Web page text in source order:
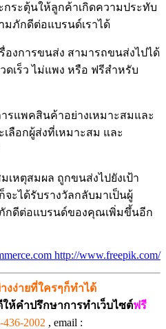
กระตุ้นให้ลูกค้าเกิดความประทับ
มภักดีต่อแบรนด์เราได้
องการขนส่ง สามารถขนส่งไปได้
ดเร็ว ไม่แพง หรือ ฟรีสำหรับ
รแพคสินค้าอย่างเหมาะสมและ
ลือกผู้ส่งที่เหมาะสม และ
หตุสมผล ถูกขนส่งไปยังเป้า
ะได้รับรางวัลกลับมาเป็นผู้
กดีต่อแบรนด์ของคุณเพิ่มขึ้นอีก
http://www.freepik.com/
างง่ายที่ใครๆก็ทำได้
ให้คำปรึกษาการทำเว็บไซต์ฟรี
436-2002 , email :